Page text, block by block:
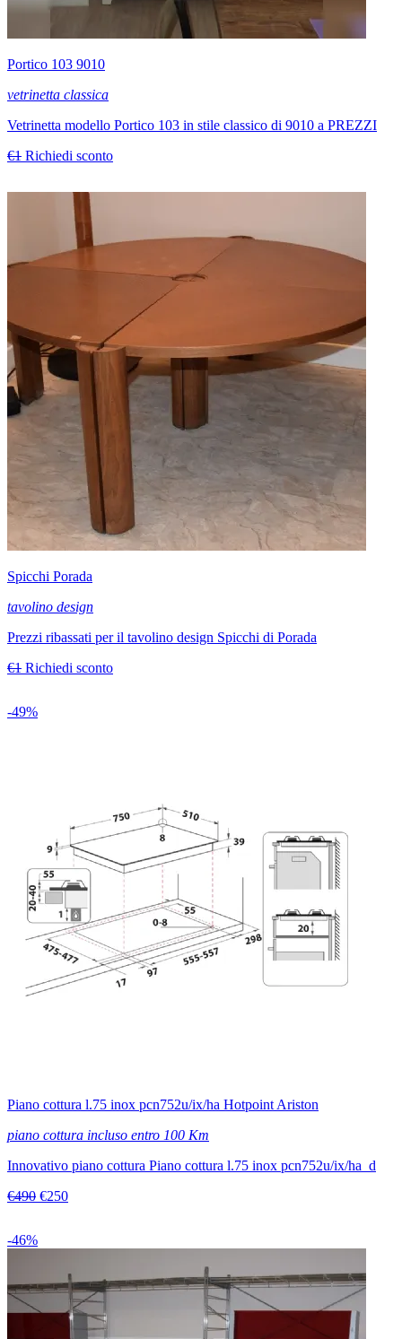
Portico 103 9010
vetrinetta classica
Vetrinetta modello Portico 103 in stile classico di 9010 a PREZZI
€1 Richiedi sconto
Spicchi Porada
tavolino design
Prezzi ribassati per il tavolino design Spicchi di Porada
€1 Richiedi sconto
-49%
Piano cottura l.75 inox pcn752u/ix/ha Hotpoint Ariston
piano cottura incluso entro 100 Km
Innovativo piano cottura Piano cottura l.75 inox pcn752u/ix/ha d
€490 €250
-46%